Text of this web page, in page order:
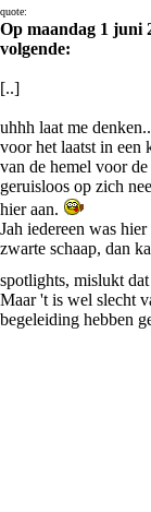
quote:
Op maandag 1 juni
volgende:
[..]
uhhh laat me
voor het laatst in een
van de hemel voor
geruisloos op zich
hier aan.
Jah iedereen was
zwarte schaap, dan
spotlights, mislukt
Maar 't is wel slecht
begeleiding hebben